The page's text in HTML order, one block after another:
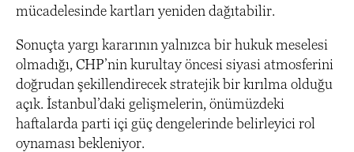
mücadelesinde kartları yeniden dağıtabilir.
Sonuçta yargı kararının yalnızca bir hukuk meselesi
olmadığı, CHP’nin kurultay öncesi siyasi atmosferini
doğrudan şekillendirecek stratejik bir kırılma olduğu
açık. İstanbul’daki gelişmelerin, önümüzdeki
haftalarda parti içi güç dengelerinde belirleyici rol
oynaması bekleniyor.